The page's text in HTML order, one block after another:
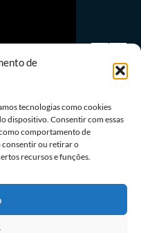
de
tecnologias como cookies
dispositivo. Consentir com essas
comportamento de
consentir ou retirar o
recursos e funções.
vira réu em caso